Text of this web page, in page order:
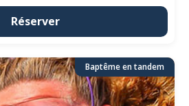
Réserver
Baptême en tandem